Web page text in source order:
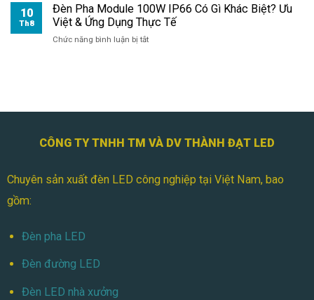
Chiếu
Sáng
Module
100W
Thọ,
Kiệm
Chi
10
Th8
Đèn Pha Module 100W IP66 Có Gì Khác Biệt? Ưu
Việt & Ứng Dụng Thực Tế
Chức năng bình luận bị tắtở
Có
Khác
Việt
CÔNG TY TNHH TM VÀ DV THÀNH ĐẠT LED
Chuyên sản xuất đèn LED công nghiệp tại Việt Nam, bao
gồm:
Đèn pha LED
Đèn đường LED
Đèn LED nhà xưởng